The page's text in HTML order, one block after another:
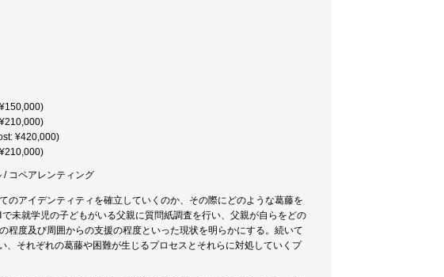
¥420,000)
/ コペアレンティング
アイデンティティを確立していくのか、その際にどのような葛藤を
未就学児の子どもがいる父親に質問紙調査を行い、父親が自らをどの
度及び周囲からの支援の程度といった現状を明らかにする。続いて
それぞれの葛藤や困難が生じるプロセスとそれらに対処していくプ